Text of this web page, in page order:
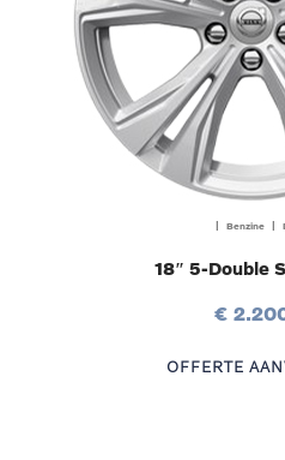
| Benzine |
18″ 5-Double
€
OFFERTE